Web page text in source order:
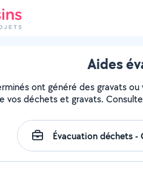
Aides
ont généré des gravats
vos déchets et gravats.